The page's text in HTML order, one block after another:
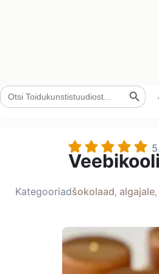
Search
for:
Search
Kategooriadšokolaad, algajale,